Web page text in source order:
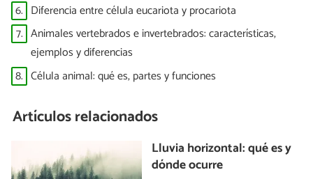
6. Diferencia entre célula eucariota y procariota
7. Animales vertebrados e invertebrados: características,
ejemplos y diferencias
8. Célula animal: qué es, partes y funciones
Artículos relacionados
Lluvia horizontal: qué es y
dónde ocurre